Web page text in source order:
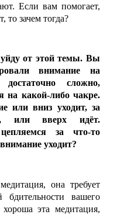
Если вам помогает,
то зачем тогда?
от этой темы. Вы
внимание на
сложно,
на какой-либо чакре.
или вниз уходит, за
или вверх идёт.
за что-то
уходит?
она требует
бдительности вашего
эта медитация,